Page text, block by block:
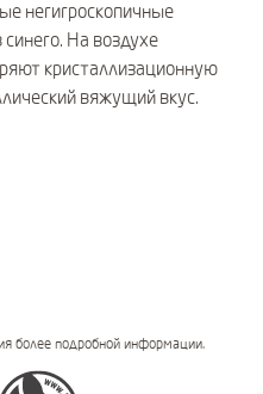
негигроскопичные
На воздухе
кристаллизационную
вяжущий вкус.
более подробной информации.